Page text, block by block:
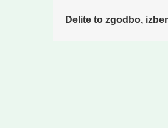
Delite to zgodbo,